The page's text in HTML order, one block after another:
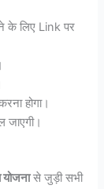
के लिए Link पर
होगा।
योजनासे जुड़ी सभी